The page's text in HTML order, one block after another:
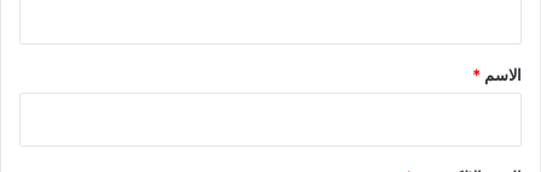
*
الاسم *